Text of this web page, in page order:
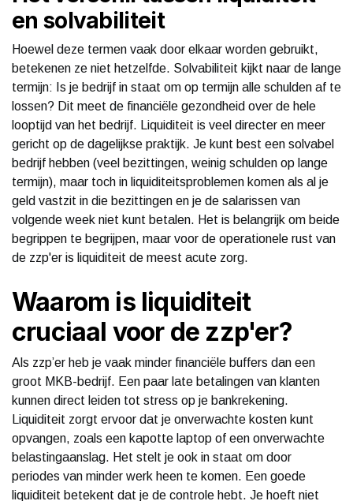
en solvabiliteit
Hoewel deze termen vaak door elkaar worden gebruikt,
betekenen ze niet hetzelfde. Solvabiliteit kijkt naar de lange
termijn: Is je bedrijf in staat om op termijn alle schulden af te
lossen? Dit meet de financiële gezondheid over de hele
looptijd van het bedrijf. Liquiditeit is veel directer en meer
gericht op de dagelijkse praktijk. Je kunt best een solvabel
bedrijf hebben (veel bezittingen, weinig schulden op lange
termijn), maar toch in liquiditeitsproblemen komen als al je
geld vastzit in die bezittingen en je de salarissen van
volgende week niet kunt betalen. Het is belangrijk om beide
begrippen te begrijpen, maar voor de operationele rust van
de zzp'er is liquiditeit de meest acute zorg.
Waarom is liquiditeit
cruciaal voor de zzp'er?
Als zzp’er heb je vaak minder financiële buffers dan een
groot MKB-bedrijf. Een paar late betalingen van klanten
kunnen direct leiden tot stress op je bankrekening.
Liquiditeit zorgt ervoor dat je onverwachte kosten kunt
opvangen, zoals een kapotte laptop of een onverwachte
belastingaanslag. Het stelt je ook in staat om door
periodes van minder werk heen te komen. Een goede
liquiditeit betekent dat je de controle hebt. Je hoeft niet